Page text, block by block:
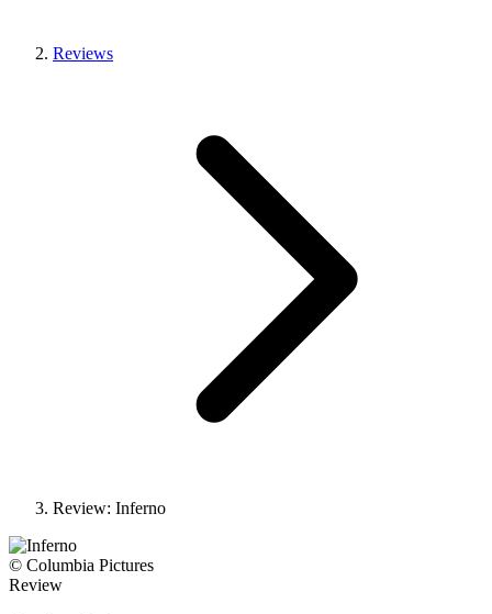
Reviews
Review: Inferno
© Columbia Pictures
Review